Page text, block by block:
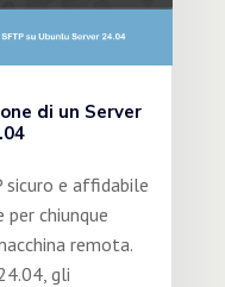
di un Server
sicuro e affidabile
chiunque
remota.
gli